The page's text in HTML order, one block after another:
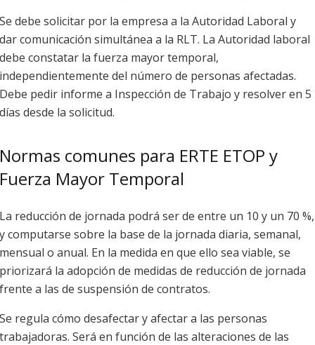
Se debe solicitar por la empresa a la Autoridad Laboral y
dar comunicación simultánea a la RLT. La Autoridad laboral
debe constatar la fuerza mayor temporal,
independientemente del número de personas afectadas.
Debe pedir informe a Inspección de Trabajo y resolver en 5
días desde la solicitud.
Normas comunes para ERTE ETOP y
Fuerza Mayor Temporal
La reducción de jornada podrá ser de entre un 10 y un 70 %,
y computarse sobre la base de la jornada diaria, semanal,
mensual o anual. En la medida en que ello sea viable, se
priorizará la adopción de medidas de reducción de jornada
frente a las de suspensión de contratos.
Se regula cómo desafectar y afectar a las personas
trabajadoras. Será en función de las alteraciones de las